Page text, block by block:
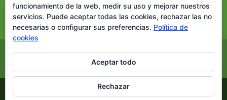
Inicio Nuestra casa
Dónde estamos
Reservas
Nuestro blog
funcionamiento de la web, medir su uso y mejorar nuestros
servicios. Puede aceptar todas las cookies, rechazar las no
necesarias o configurar sus preferencias. Política de
cookies
Aceptar todo
Rechazar